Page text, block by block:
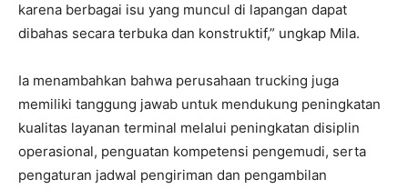
karena berbagai isu yang muncul di lapangan dapat
dibahas secara terbuka dan konstruktif,” ungkap Mila.
Ia menambahkan bahwa perusahaan trucking juga
memiliki tanggung jawab untuk mendukung peningkatan
kualitas layanan terminal melalui peningkatan disiplin
operasional, penguatan kompetensi pengemudi, serta
pengaturan jadwal pengiriman dan pengambilan